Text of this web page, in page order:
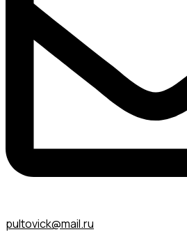
pultovick@mail.ru